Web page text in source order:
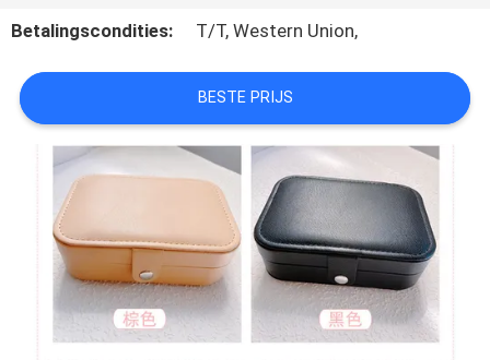
Betalingscondities:
T/T, Western Union,
BESTE PRIJS